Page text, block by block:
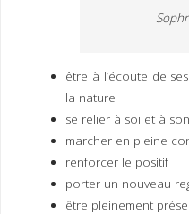
être à l’écoute de
la nature
se relier à soi et à
marcher en pleine
renforcer le positif
porter un nouveau
être pleinement